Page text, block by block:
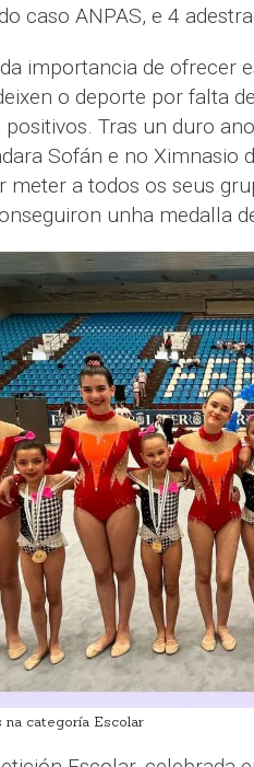
caso ANPAS, e 4
importancia de ofrecer
o deporte por falta
positivos. Tras un duro
Sofán e no Ximnasio
meter a todos os seus
unha medalla
na categoría Escolar